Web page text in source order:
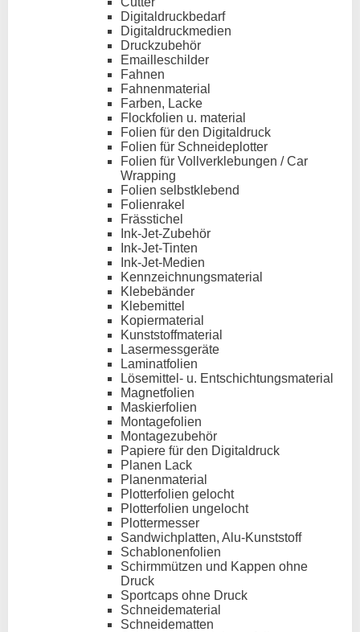
Digitaldruckbedarf
Digitaldruckmedien
Druckzubehör
Emailleschilder
Fahnen
Fahnenmaterial
Farben, Lacke
Flockfolien u. material
Folien für den Digitaldruck
Folien für Schneideplotter
Folien für Vollverklebungen / Car
Wrapping
Folien selbstklebend
Folienrakel
Frässtichel
Ink-Jet-Zubehör
Ink-Jet-Tinten
Ink-Jet-Medien
Kennzeichnungsmaterial
Klebebänder
Klebemittel
Kopiermaterial
Kunststoffmaterial
Lasermessgeräte
Laminatfolien
Lösemittel- u. Entschichtungsmaterial
Magnetfolien
Maskierfolien
Montagefolien
Montagezubehör
Papiere für den Digitaldruck
Planen Lack
Planenmaterial
Plotterfolien gelocht
Plotterfolien ungelocht
Plottermesser
Sandwichplatten, Alu-Kunststoff
Schablonenfolien
Schirmmützen und Kappen ohne
Druck
Sportcaps ohne Druck
Schneidematerial
Schneidematten